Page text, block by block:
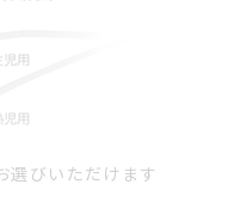
選びいただけます